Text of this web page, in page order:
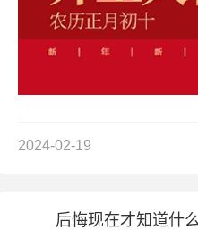
2024-02-19
后悔现在才知道什